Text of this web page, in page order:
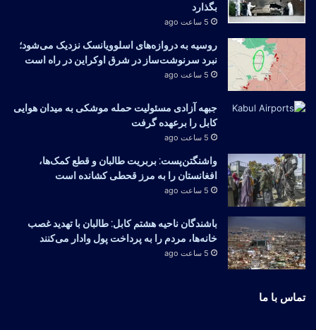
بگذارد
5 ساعت ago
روسیه به دروازه‌های اسلوویانسک نزدیک می‌شود؛
نبرد سرنوشت‌ساز در شرق اوکراین در راه است
5 ساعت ago
جبهه آزادی مسئولیت حمله موشکی به میدان هوایی
کابل را برعهده گرفت
5 ساعت ago
واشنگتن‌پست: بربریت طالبان و قطع کمک‌ها،
افغانستان را به مرز قحطی کشانده است
5 ساعت ago
باشندگان ناحیه هشتم کابل: طالبان با تهدید غصب
خانه‌ها، مردم را به پرداخت پول وادار می‌کنند
5 ساعت ago
تماس با ما